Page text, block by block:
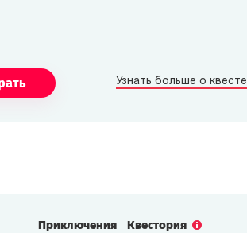
Узнать больше о квесте
Приключения Квестория